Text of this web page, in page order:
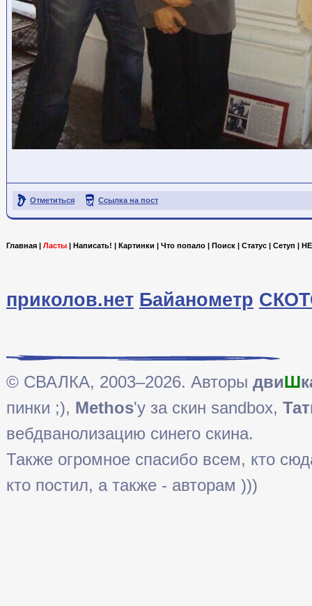
Отметиться Ссылка на пост
Главная | Ласты | Написать! | Картинки | Что попало | Поиск | Статус | Сетуп |
приколов.нет Байанометр
© СВАЛКА, 2003–2026. Авторы двиШ
пинки ;), Methos'у за скин sandbox,
вебдванолизацию синего скина.
Также огромное спасибо всем, кто
кто постил, а также - авторам )))